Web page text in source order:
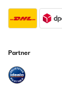
Partner